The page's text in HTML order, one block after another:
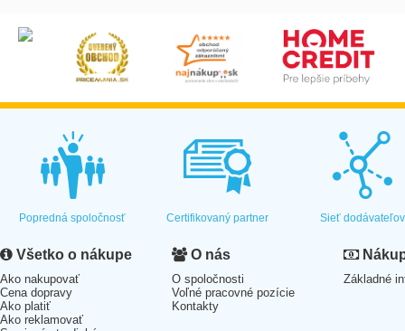
Popredná spoločnosť Certifikovaný partner Sieť dodávateľov
Všetko o nákupe
Ako nakupovať
Cena dopravy
Ako platiť
Ako reklamovať
O nás
O spoločnosti
Voľné pracovné pozície
Kontakty
Základné